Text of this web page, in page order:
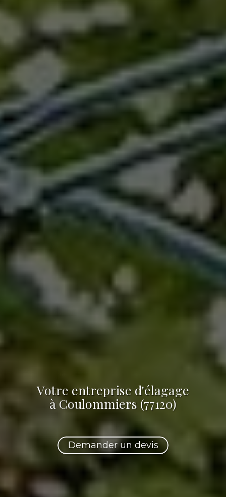
Votre entreprise d'élagage
à Coulommiers (77120)
Demander un devis